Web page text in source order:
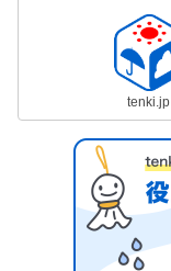
tenki.jp